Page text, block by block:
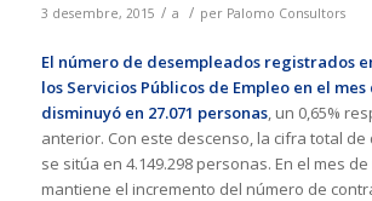
3 desembre, 2015 / a / per Palomo Consultors
El número de desempleados registrados
los Servicios Públicos de Empleo en el
disminuyó en 27.071 personas, un 0,65%
anterior. Con este descenso, la cifra total
se sitúa en 4.149.298 personas. En el mes
mantiene el incremento del número de